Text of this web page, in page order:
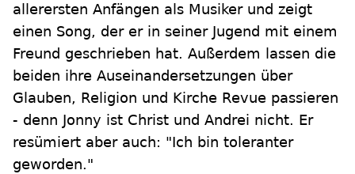
allerersten Anfängen als Musiker und zeigt
einen Song, der er in seiner Jugend mit einem
Freund geschrieben hat. Außerdem lassen die
beiden ihre Auseinandersetzungen über
Glauben, Religion und Kirche Revue passieren
- denn Jonny ist Christ und Andrei nicht. Er
resümiert aber auch: "Ich bin toleranter
geworden."